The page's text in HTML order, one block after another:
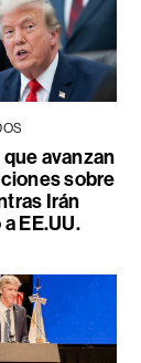
avanzan
sobre
Irán
EE.UU.